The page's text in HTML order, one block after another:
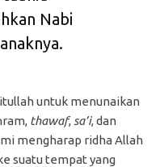
Nabi
untuk menunaikan
thawaf, sa’i, dan
mengharap ridha Allah
suatu tempat yang